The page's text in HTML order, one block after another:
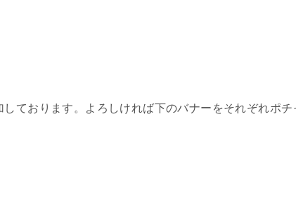
ております。よろしければ下のバナーをそれぞれポチ